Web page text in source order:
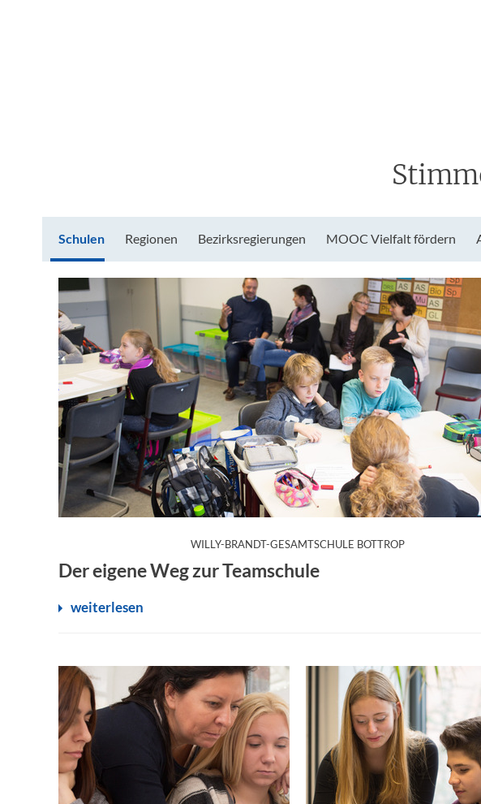
Schulen Regionen Bezirksregierungen MOOC Vielfalt fördern
Schulen
WILLY-BRANDT-GESAMTSCHULE BOTTROP:
Der eigene Weg zur Teamschule
weiterlesen